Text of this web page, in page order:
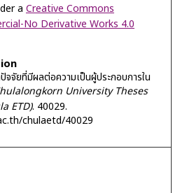
a Creative Commons
No Derivative Works 4.0
จัยที่มีผลต่อความเป็นผู้ประกอบการใน
University Theses
ETD). 40029.
chulaetd/40029